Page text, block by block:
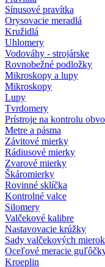
Sínusové pravítka
Orysovacie meradlá
Kružidlá
Uhlomery
Vodováhy - strojárske
Rovnobežné podložky
Mikroskopy a lupy
Mikroskopy
Lupy
Tvrdomery
Prístroje na kontrolu
Metre a pásma
Závitové mierky
Rádiusové mierky
Zvarové mierky
Škáromierky
Rovinné sklíčka
Kontrolné valce
Silomery
Valčekové kalibre
Nastavovacie krúžky
Sady valčekových mierok
Oceľové meracie
Kroeplin